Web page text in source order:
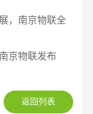
，南京物联全
京物联发布
返回列表